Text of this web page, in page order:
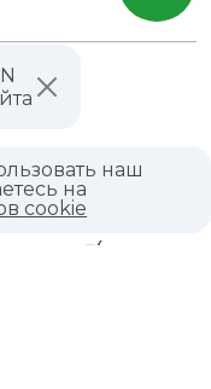
наш
на
cookie